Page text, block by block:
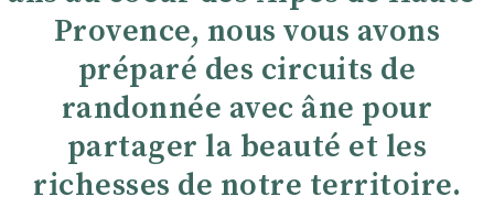
Provence, nous vous avons
préparé des circuits de
randonnée avec âne pour
partager la beauté et les
richesses de notre territoire.